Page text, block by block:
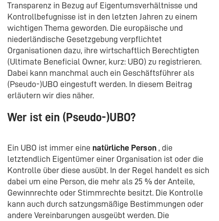
Transparenz in Bezug auf Eigentumsverhältnisse und
Kontrollbefugnisse ist in den letzten Jahren zu einem
wichtigen Thema geworden. Die europäische und
niederländische Gesetzgebung verpflichtet
Organisationen dazu, ihre wirtschaftlich Berechtigten
(Ultimate Beneficial Owner, kurz: UBO) zu registrieren.
Dabei kann manchmal auch ein Geschäftsführer als
(Pseudo-)UBO eingestuft werden. In diesem Beitrag
erläutern wir dies näher.
Wer ist ein (Pseudo-)UBO?
Ein UBO ist immer eine natürliche Person , die
letztendlich Eigentümer einer Organisation ist oder die
Kontrolle über diese ausübt. In der Regel handelt es sich
dabei um eine Person, die mehr als 25 % der Anteile,
Gewinnrechte oder Stimmrechte besitzt. Die Kontrolle
kann auch durch satzungsmäßige Bestimmungen oder
andere Vereinbarungen ausgeübt werden. Die